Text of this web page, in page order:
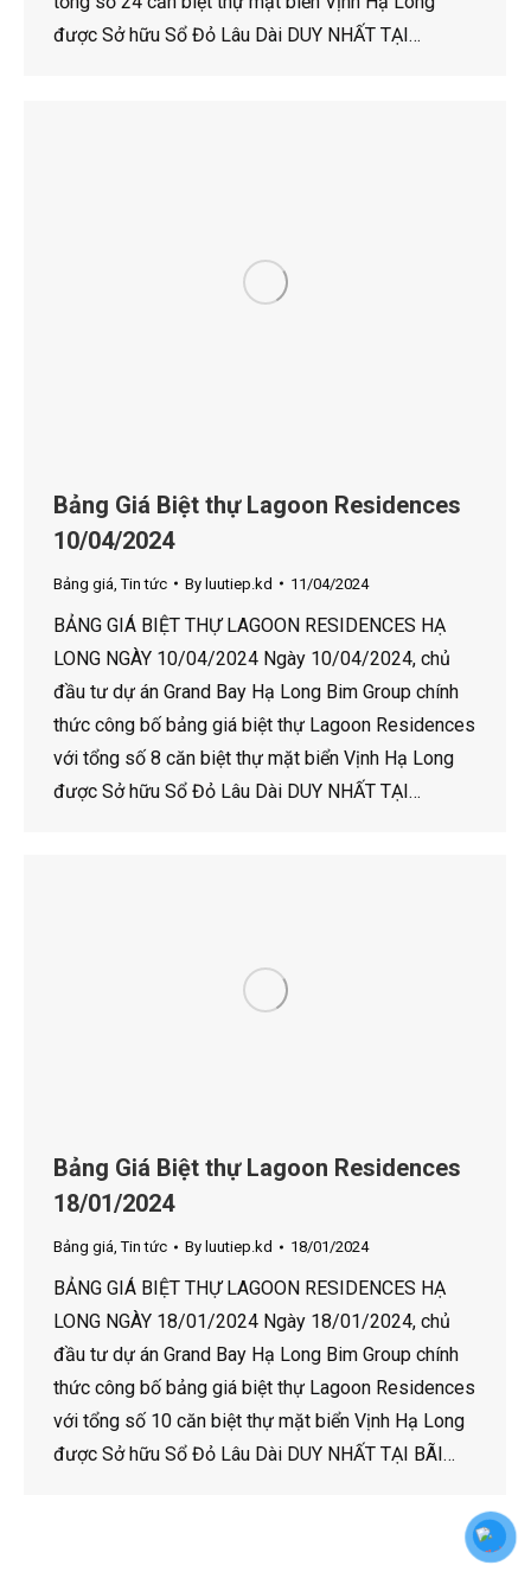
được Sở hữu Sổ Đỏ Lâu Dài DUY NHẤT TẠI…
Bảng Giá Biệt thự Lagoon Residences
10/04/2024
Bảng giá ,Tin tức By luutiep.kd 11/04/2024
BẢNG GIÁ BIỆT THỰ LAGOON RESIDENCES HẠ
LONG NGÀY 10/04/2024 Ngày 10/04/2024, chủ
đầu tư dự án Grand Bay Hạ Long Bim Group chính
thức công bố bảng giá biệt thự Lagoon Residences
với tổng số 8 căn biệt thự mặt biển Vịnh Hạ Long
được Sở hữu Sổ Đỏ Lâu Dài DUY NHẤT TẠI…
Bảng Giá Biệt thự Lagoon Residences
18/01/2024
Bảng giá,Tin tức By luutiep.kd 18/01/2024
BẢNG GIÁ BIỆT THỰ LAGOON RESIDENCES HẠ
LONG NGÀY 18/01/2024 Ngày 18/01/2024, chủ
đầu tư dự án Grand Bay Hạ Long Bim Group chính
thức công bố bảng giá biệt thự Lagoon Residences
với tổng số 10 căn biệt thự mặt biển Vịnh Hạ Long
được Sở hữu Sổ Đỏ Lâu Dài DUY NHẤT TẠI BÃI…